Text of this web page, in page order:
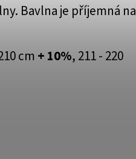
Bavlna je příjemná na
cm + 10%, 211 - 220